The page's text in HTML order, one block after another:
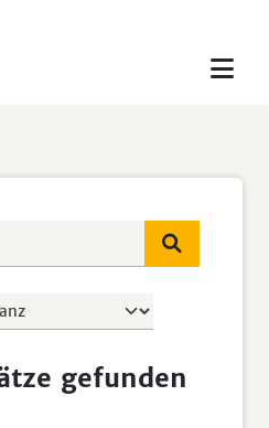
gefunden